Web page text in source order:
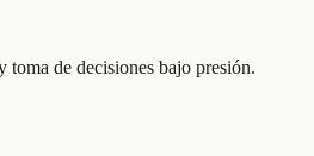
toma de decisiones bajo presión.